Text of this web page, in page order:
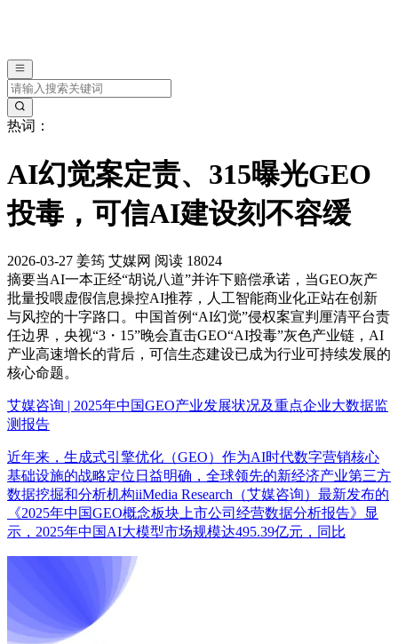
热词：
AI幻觉案定责、315曝光GEO
投毒，可信AI建设刻不容缓
2026-03-27 姜筠 艾媒网 阅读 18024
摘要当AI一本正经“胡说八道”并许下赔偿承诺，当GEO灰产
批量投喂虚假信息操控AI推荐，人工智能商业化正站在创新
与风控的十字路口。中国首例“AI幻觉”侵权案宣判厘清平台责
任边界，央视“3・15”晚会直击GEO“AI投毒”灰色产业链，AI
产业高速增长的背后，可信生态建设已成为行业可持续发展的
核心命题。
艾媒咨询 | 2025年中国GEO产业发展状况及重点企业大数据监
测报告
近年来，生成式引擎优化（GEO）作为AI时代数字营销核心
基础设施的战略定位日益明确，全球领先的新经济产业第三方
数据挖掘和分析机构iiMedia Research（艾媒咨询）最新发布的
《2025年中国GEO概念板块上市公司经营数据分析报告》显
示，2025年中国AI大模型市场规模达495.39亿元，同比